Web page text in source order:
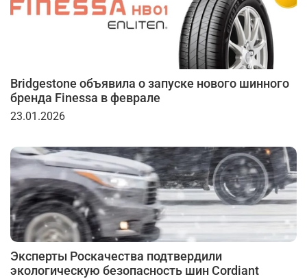
Bridgestone объявила о запуске нового шинного
бренда Finessa в феврале
23.01.2026
Эксперты Роскачества подтвердили
экологическую безопасность шин Cordiant